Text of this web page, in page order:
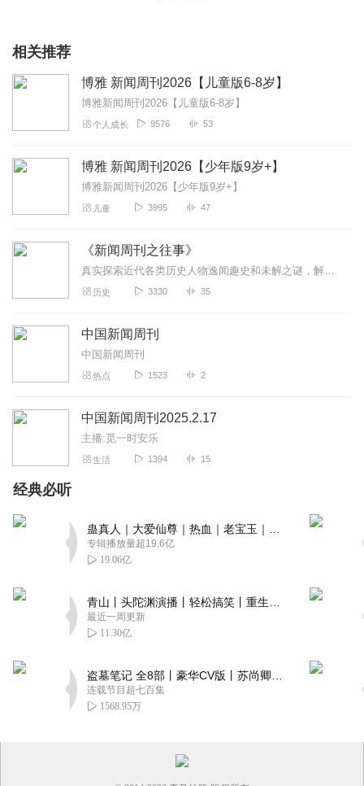
相关推荐
博雅 新闻周刊2026【儿童版6-8岁】
博雅新闻周刊2026【儿童版6-8岁】
个人成长 9576 53
博雅 新闻周刊2026【少年版9岁+】
博雅新闻周刊2026【少年版9岁+】
儿童 3995 47
《新闻周刊之往事》
真实探索近代各类历史人物逸闻趣史和未解之谜，解开历史之谜，事件个个十分精彩无比，一定能使听众满意！
历史 3330 35
中国新闻周刊
中国新闻周刊
热点 1523 2
中国新闻周刊2025.2.17
主播:觅一时安乐
生活 1394 15
经典必听
专辑播放量超19.6亿
19.06亿
最近一周更新
11.30亿
连载节目超七百集
1568.95万